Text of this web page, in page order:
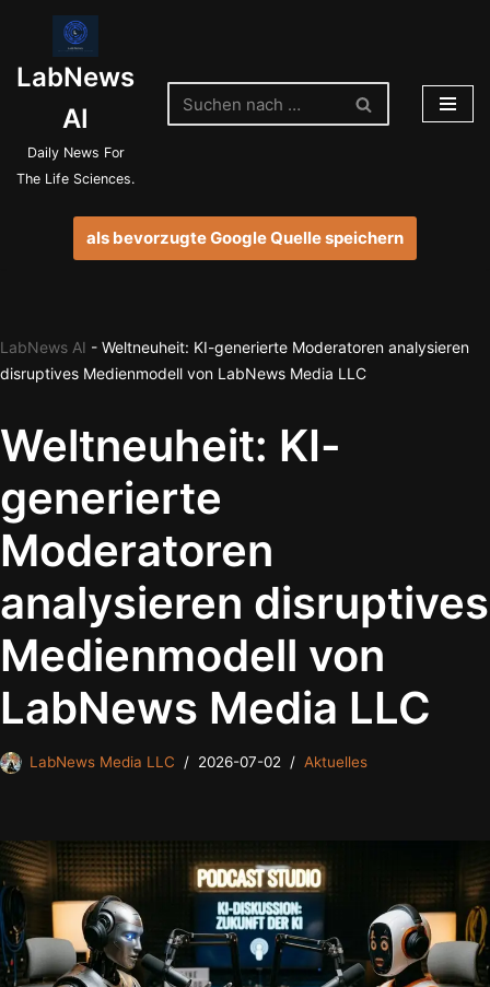
Inhalt
springen
LabNews
AI
Daily News For
The Life Sciences.
als bevorzugte Google Quelle speichern
LabNews AI - Weltneuheit: KI-generierte Moderatoren analysieren
disruptives Medienmodell von LabNews Media LLC
Weltneuheit: KI-
generierte
Moderatoren
analysieren disruptives
Medienmodell von
LabNews Media LLC
LabNews Media LLC 2026-07-02 Aktuelles